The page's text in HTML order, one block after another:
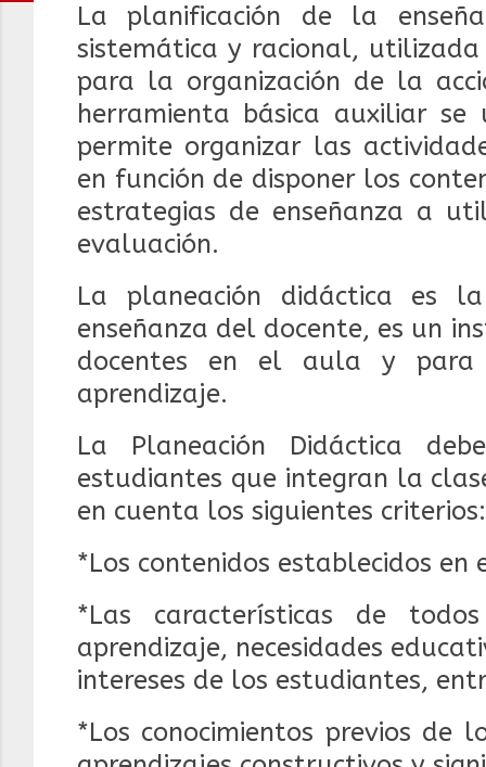
La planificación de la
sistemática y racional,
para la organización de la
herramienta básica auxiliar
permite organizar las
en función de disponer los
estrategias de enseñanza a
evaluación.
La planeación didáctica es
enseñanza del docente, es un
docentes en el aula y
aprendizaje.
La Planeación Didáctica
estudiantes que integran la
en cuenta los siguientes criterios:
*Los contenidos establecidos
*Las características de
aprendizaje, necesidades
intereses de los estudiantes,
*Los conocimientos previos de